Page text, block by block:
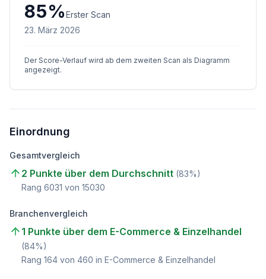
85%Erster Scan
23. März 2026
Der Score-Verlauf wird ab dem zweiten Scan als Diagramm
angezeigt.
Einordnung
Gesamtvergleich
2 Punkte über dem Durchschnitt (83%)
Rang 6031 von 15030
Branchenvergleich
1 Punkte über dem E-Commerce & Einzelhandel
(84%)
Rang 164 von 460 in E-Commerce & Einzelhandel